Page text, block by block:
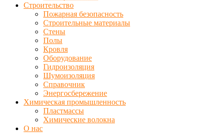
Строительство
Пожарная безопасность
Строительные материалы
Стены
Полы
Кровля
Оборудование
Гидроизоляция
Шумоизоляция
Справочник
Энергосбережение
Химическая промышленность
Пластмассы
Химические волокна
О нас